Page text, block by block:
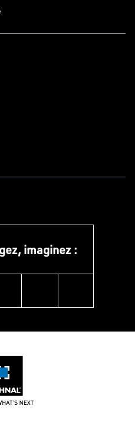
imaginez :